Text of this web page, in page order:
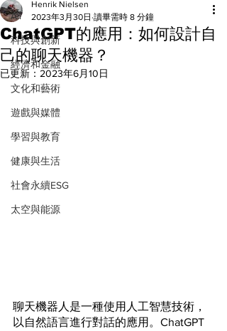
All
科技與創新
經濟和金融
文化和藝術
遊戲與媒體
學習與教育
健康與生活
社會永續ESG
太空與能源
ChatGPT的應用：如何設計自
己的聊天機器？
Henrik Nielsen
2023年3月30日 讀畢需時 8 分鐘
已更新： 2023年6月10日
聊天機器人是一種使用人工智慧技術，
以自然語言進行對話的應用。ChatGPT